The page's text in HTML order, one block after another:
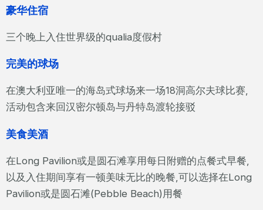
豪华住宿
三个晚上入住世界级的qualia度假村
完美的球场
在澳大利亚唯一的海岛式球场来一场18洞高尔夫球比赛,
活动包含来回汉密尔顿岛与丹特岛渡轮接驳
美食美酒
在Long Pavilion或是圆石滩享用每日附赠的点餐式早餐,
以及入住期间享有一顿美味无比的晚餐,可以选择在Long
Pavilion或是圆石滩(Pebble Beach)用餐